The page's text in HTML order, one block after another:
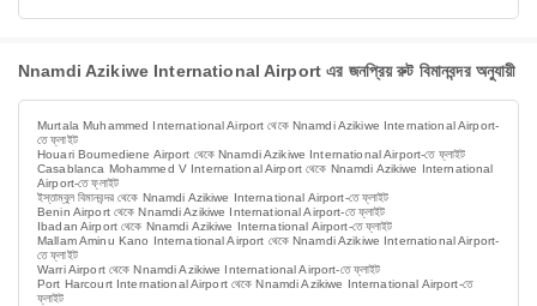
Nnamdi Azikiwe International Airport এর জনপ্রিয় রুট বিমানবন্দর অনুযায়ী
Murtala Muhammed International Airport থেকে Nnamdi Azikiwe International Airport-
তে ফ্লাইট
Houari Boumediene Airport থেকে Nnamdi Azikiwe International Airport-তে ফ্লাইট
Casablanca Mohammed V International Airport থেকে Nnamdi Azikiwe International
Airport-তে ফ্লাইট
ইস্তাম্বুল বিমানবন্দর থেকে Nnamdi Azikiwe International Airport-তে ফ্লাইট
Benin Airport থেকে Nnamdi Azikiwe International Airport-তে ফ্লাইট
Ibadan Airport থেকে Nnamdi Azikiwe International Airport-তে ফ্লাইট
Mallam Aminu Kano International Airport থেকে Nnamdi Azikiwe International Airport-
তে ফ্লাইট
Warri Airport থেকে Nnamdi Azikiwe International Airport-তে ফ্লাইট
Port Harcourt International Airport থেকে Nnamdi Azikiwe International Airport-তে
ফ্লাইট